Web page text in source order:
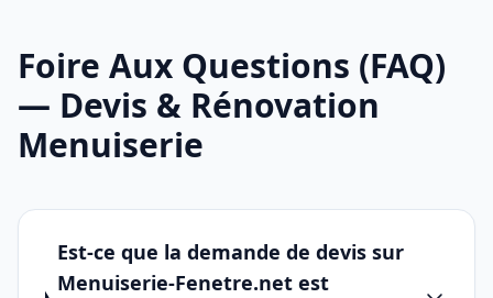
Foire Aux Questions (FAQ)
— Devis & Rénovation
Menuiserie
Est-ce que la demande de devis sur
Menuiserie-Fenetre.net est